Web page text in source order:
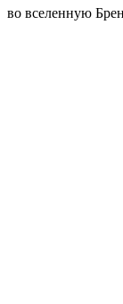
во вселенную